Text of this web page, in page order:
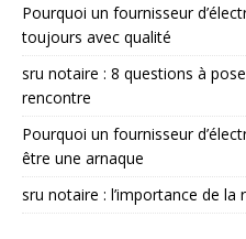
Pourquoi un fournisseur
toujours avec qualité
sru notaire : 8 questions à
rencontre
Pourquoi un fournisseur
être une arnaque
sru notaire : l’importance de